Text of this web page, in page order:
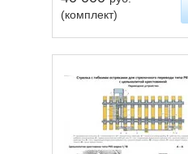
(комплект)